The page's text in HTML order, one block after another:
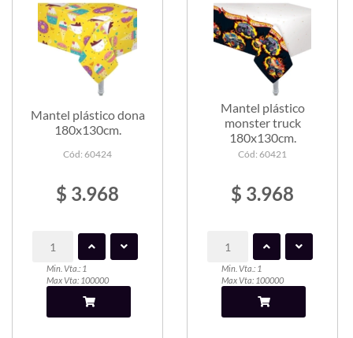
Mantel plástico dona
180x130cm.
Cód: 60424
$ 3.968
Min. Vta.: 1
Max Vta: 100000
Mantel plástico
monster truck
180x130cm.
Cód: 60421
$ 3.968
Min. Vta.: 1
Max Vta: 100000